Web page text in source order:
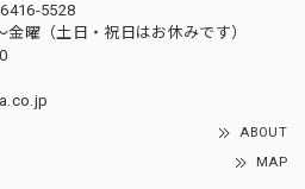
5528
金曜（土日・祝日はお休みです）
ABOUT
MAP